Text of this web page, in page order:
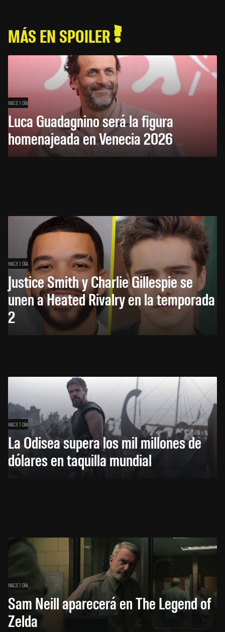
MÁS EN SPOILER
HACE 1 DÍA
Luca Guadagnino será la figura
homenajeada en Venecia 2026
HACE 1 DÍA
Justice Smith y Charlie Gillespie se
unen a Heated Rivalry en la temporada
2
HACE 1 DÍA
La Odisea supera los mil millones de
dólares en taquilla mundial
HACE 1 DÍA
Sam Neill aparecerá en The Legend of
Zelda